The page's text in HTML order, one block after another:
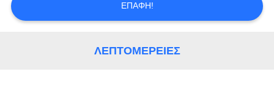
ΠΡΟΣΦΟΡΆ
ΕΠΑΦΉ!
ΛΕΠΤΟΜΈΡΕΙΕΣ